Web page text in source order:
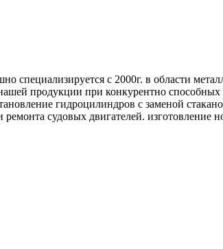
с 2000г. в области
нашей продукции при конкурентно
гидроцилиндров с заменой
судовых двигателей. изготовление